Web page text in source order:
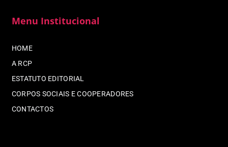
Menu Institucional
HOME
A RCP
ESTATUTO EDITORIAL
CORPOS SOCIAIS E COOPERADORES
CONTACTOS